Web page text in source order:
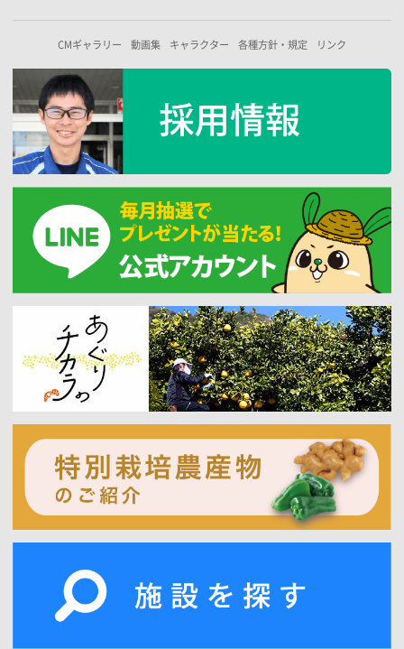
CMギャラリー 動画集 キャラクター 各種方針・規定 リンク